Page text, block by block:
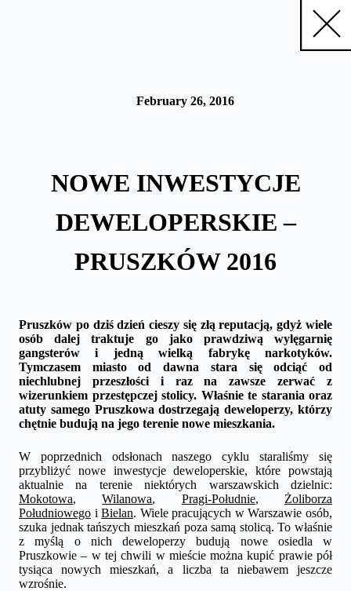
February 26, 2016
NOWE INWESTYCJE
DEWELOPERSKIE –
PRUSZKÓW 2016
Pruszków po dziś dzień cieszy się złą reputacją, gdyż wiele
osób dalej traktuje go jako prawdziwą wylęgarnię
gangsterów i jedną wielką fabrykę narkotyków.
Tymczasem miasto od dawna stara się odciąć od
niechlubnej przeszłości i raz na zawsze zerwać z
wizerunkiem przestępczej stolicy. Właśnie te starania oraz
atuty samego Pruszkowa dostrzegają deweloperzy, którzy
chętnie budują na jego terenie nowe mieszkania.
W poprzednich odsłonach naszego cyklu staraliśmy się
przybliżyć nowe inwestycje deweloperskie, które powstają
aktualnie na terenie niektórych warszawskich dzielnic:
Mokotowa,Wilanowa, Pragi-Południe, Żoliborza
Południowego iBielan. Wiele pracujących w Warszawie osób,
szuka jednak tańszych mieszkań poza samą stolicą. To właśnie
z myślą o nich deweloperzy budują nowe osiedla w
Pruszkowie – w tej chwili w mieście można kupić prawie pół
tysiąca nowych mieszkań, a liczba ta niebawem jeszcze
wzrośnie.